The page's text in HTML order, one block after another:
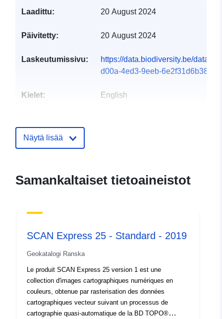
Laadittu: 20 August 2024
Päivitetty: 20 August 2024
Laskeutumissivu:
https://data.biodiversity.be/
d00a-4ed3-9eeb-6e2f31d6b38d
Kielet: English
forme belge biodiversité
http://www.biodiversity.be
koskeva rekisteri:
July 2026
Päivitetty data.europa.eu:
July 2026
Näytä lisää
Samankaltaiset tietoaineistot
SCAN Express 25 - Standard - 2019
Geokatalogi Ranska
Le produit SCAN Express 25 version 1 est une
collection d'images cartographiques numériques en
couleurs, obtenue par rasterisation des données
cartographiques vecteur suivant un processus de
cartographie quasi-automatique de la BD TOPO®